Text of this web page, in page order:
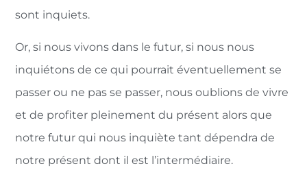
sont inquiets.
Or, si nous vivons dans le futur, si nous nous
inquiétons de ce qui pourrait éventuellement se
passer ou ne pas se passer, nous oublions de vivre
et de profiter pleinement du présent alors que
notre futur qui nous inquiète tant dépendra de
notre présent dont il est l’intermédiaire.